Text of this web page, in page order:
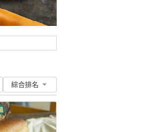
綜合排名